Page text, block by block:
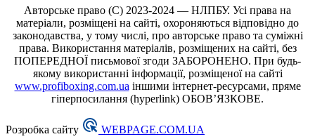
Авторське право (С) 2023-2024 — НЛПБУ. Усі права на
матеріали, розміщені на сайті, охороняються відповідно до
законодавства, у тому числі, про авторське право та суміжні
права. Використання матеріалів, розміщених на сайті, без
ПОПЕРЕДНОЇ письмової згоди ЗАБОРОНЕНО. При будь-
якому використанні інформації, розміщеної на сайті
www.profiboxing.com.ua іншими інтернет-ресурсами, пряме
гіперпосилання (hyperlink) ОБОВ’ЯЗКОВЕ.
Розробка сайту WEBPAGE.COM.UA